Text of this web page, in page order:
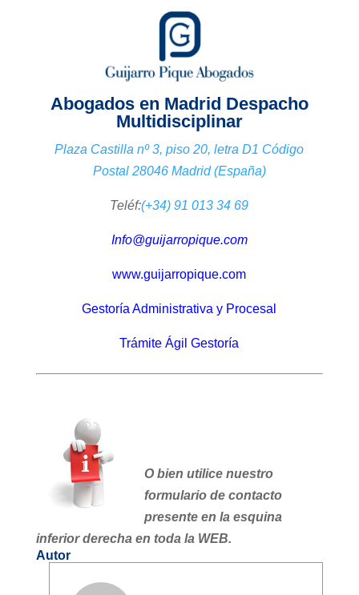
Abogados en Madrid Despacho
Multidisciplinar
Plaza Castilla nº 3, piso 20, letra D1 Código
Postal 28046 Madrid (España)
Teléf:(+34) 91 013 34 69
Info@guijarropique.com
www.guijarropique.com
Gestoría Administrativa y Procesal
Trámite Ágil Gestoría
O bien utilice nuestro
formulario de contacto
presente en la esquina
inferior derecha en toda la WEB.
Autor